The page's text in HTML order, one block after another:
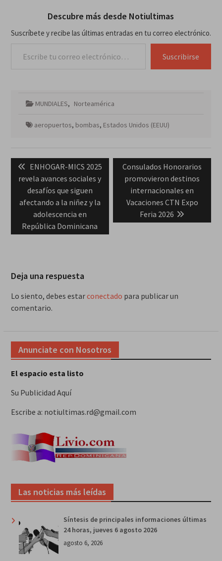
Descubre más desde Notiultimas
Suscríbete y recibe las últimas entradas en tu correo electrónico.
Suscribirse
MUNDIALES, Norteamérica
aeropuertos, bombas, Estados Unidos (EEUU)
Navegación
de
entradas
Previous
post:
ENHOGAR-MICS 2025
revela avances sociales y
desafíos que siguen
afectando a la niñez y la
adolescencia en
República Dominicana
Next
post:
Consulados Honorarios
promovieron destinos
internacionales en
Vacaciones CTN Expo
Feria 2026
Deja una respuesta
Lo siento, debes estarconectado para publicar un
comentario.
Anunciate con Nosotros
El espacio esta listo
Su Publicidad Aquí
Escribe a: notiultimas.rd@gmail.com
Las noticias más leídas
Síntesis de principales informaciones últimas
24 horas, jueves 6 agosto 2026
agosto 6, 2026